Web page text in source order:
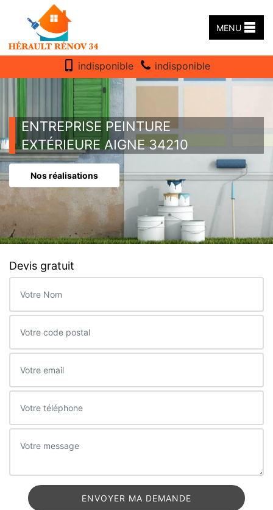
MENU
indisponible indisponible
ENTREPRISE PEINTURE
EXTÉRIEURE AIGNE 34210
Nos réalisations
Devis gratuit